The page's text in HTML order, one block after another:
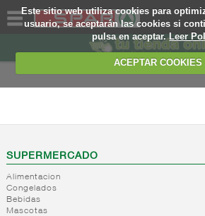
Este sitio web utiliza cookies para
usuario, se aceptarán las cookies si
pulsa en aceptar.Leer
ACEPTAR COOKIES
SOMOS
WEB
EJEMPLO
lacteas
Batidos
Congelados
libre
servicio
SUPERMERCADO
Alimentacion
Congelados
Bebidas
Mascotas